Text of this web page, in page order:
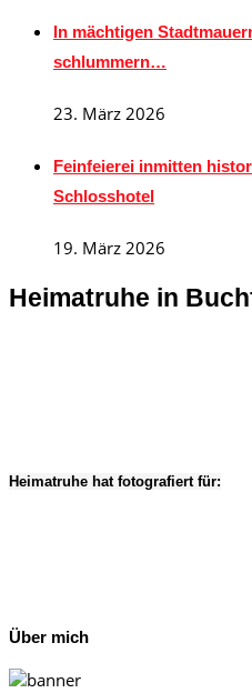
In mächtigen
schlummern…
23. März 2026
Feinfeierei inmitten
Schlosshotel
19. März 2026
Heimatruhe in
Heimatruhe hat fotografiert für:
Über mich